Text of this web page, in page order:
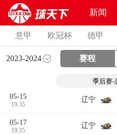
新闻
意甲 欧冠杯 德甲
2023-2024 赛程
05-15
19:35
辽宁
05-17
19:35
辽宁